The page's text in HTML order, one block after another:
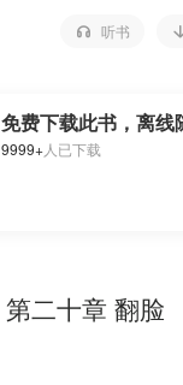
听书
免费下载此书，离线
9999+人已下载
第二十章 翻脸